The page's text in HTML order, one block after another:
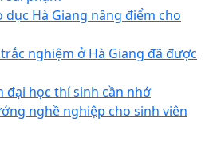
dục Hà Giang nâng điểm cho
nghiệm ở Hà Giang đã được
đại học thí sinh cần nhớ
nghề nghiệp cho sinh viên